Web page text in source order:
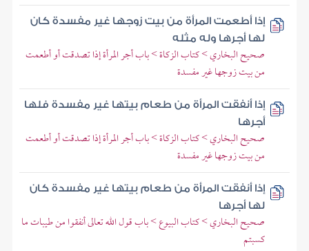
إذا أطعمت المرأة من بيت زوجها غير مفسدة كان
لها أجرها وله مثله
صحيح البخاري > كتاب الزكاة > باب أجر المرأة إذا تصدقت أو أطعمت
من بيت زوجها غير مفسدة
إذا أنفقت المرأة من طعام بيتها غير مفسدة فلها
أجرها
صحيح البخاري > كتاب الزكاة > باب أجر المرأة إذا تصدقت أو أطعمت
من بيت زوجها غير مفسدة
إذا أنفقت المرأة من طعام بيتها غير مفسدة كان
لها أجرها
صحيح البخاري > كتاب البيوع > باب قول الله تعالى أنفقوا من طيبات ما
كسبتم